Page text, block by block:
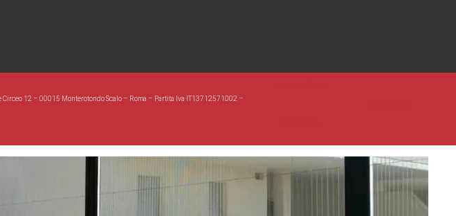
Circeo 12 – 00015 Monterotondo Scalo – Roma – Partita Iva IT13712571002 –